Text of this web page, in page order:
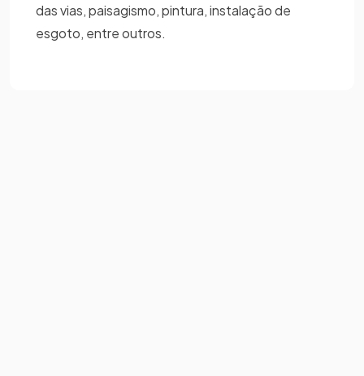
das vias, paisagismo, pintura, instalação de
esgoto, entre outros.